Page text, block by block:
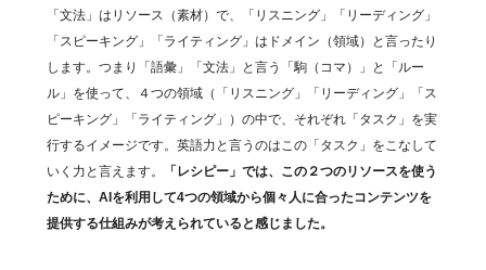
「文法」はリソース（素材）で、「リスニング」「リーディング」
「スピーキング」「ライティング」はドメイン（領域）と言ったり
します。つまり「語彙」「文法」と言う「駒（コマ）」と「ルー
ル」を使って、４つの領域（「リスニング」「リーディング」「ス
ピーキング」「ライティング」）の中で、それぞれ「タスク」を実
行するイメージです。英語力と言うのはこの「タスク」をこなして
いく力と言えます。
「レシピー」では、この２つのリソースを使う
ために、AIを利用して4つの領域から個々人に合ったコンテンツを
提供する仕組みが考えられていると感じました。